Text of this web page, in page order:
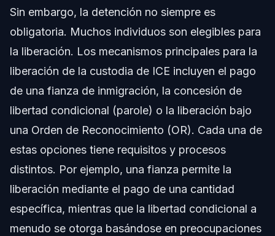
Sin embargo, la detención no siempre es
obligatoria. Muchos individuos son elegibles para
la liberación. Los mecanismos principales para la
liberación de la custodia de ICE incluyen el pago
de una fianza de inmigración, la concesión de
libertad condicional (parole) o la liberación bajo
una Orden de Reconocimiento (OR). Cada una de
estas opciones tiene requisitos y procesos
distintos. Por ejemplo, una fianza permite la
liberación mediante el pago de una cantidad
específica, mientras que la libertad condicional a
menudo se otorga basándose en preocupaciones